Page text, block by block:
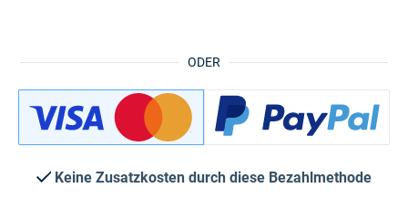
ODER
Keine Zusatzkosten durch diese Bezahlmethode